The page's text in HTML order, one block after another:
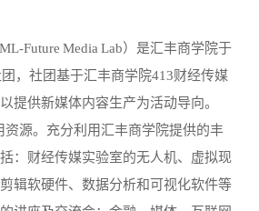
Future Media Lab）是汇丰商学院于
，社团基于汇丰商学院413财经传媒
提供新媒体内容生产为活动导向。
资源。充分利用汇丰商学院提供的丰
：财经传媒实验室的无人机、虚拟现
辑软硬件、数据分析和可视化软件等